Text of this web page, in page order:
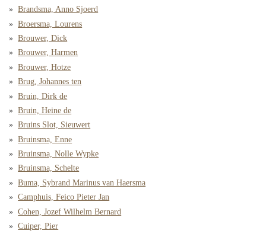
Brandsma, Anno Sjoerd
Broersma, Lourens
Brouwer, Dick
Brouwer, Harmen
Brouwer, Hotze
Brug, Johannes ten
Bruin, Dirk de
Bruin, Heine de
Bruins Slot, Sieuwert
Bruinsma, Enne
Bruinsma, Nolle Wypke
Bruinsma, Schelte
Buma, Sybrand Marinus van Haersma
Camphuis, Feico Pieter Jan
Cohen, Jozef Wilhelm Bernard
Cuiper, Pier